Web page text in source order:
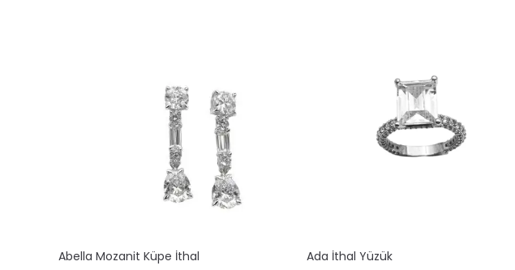
Abella Mozanit Küpe İthal Ada İthal Yüzük